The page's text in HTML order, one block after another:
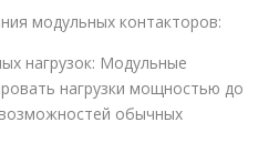
модульных контакторов:
нагрузок: Модульные
нагрузки мощностью до
обычных